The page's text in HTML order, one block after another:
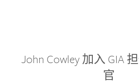
John Cowley 加入 GIA
官